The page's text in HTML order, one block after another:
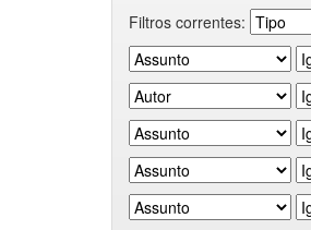
Filtros correntes: